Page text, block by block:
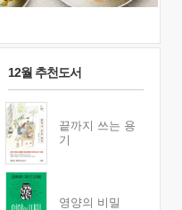
12월 추천도서
끝까지 쓰는 용
기
영양의 비밀